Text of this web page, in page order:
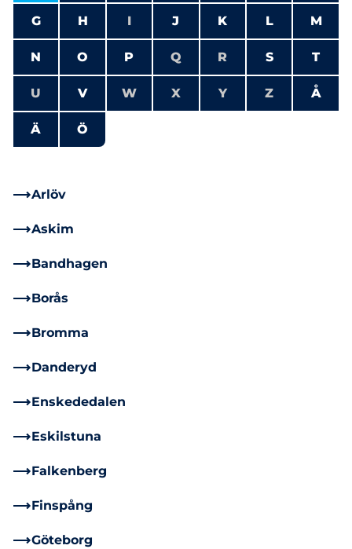
G H I J K L M
N O P Q R S T
U V W X Y Z Å
Ä Ö
Arlöv
Askim
Bandhagen
Borås
Bromma
Danderyd
Enskededalen
Eskilstuna
Falkenberg
Finspång
Göteborg